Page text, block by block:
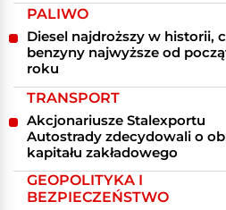
PALIWO
Diesel najdroższy w historii,
benzyny najwyższe od
roku
TRANSPORT
Akcjonariusze Stalexportu
Autostrady zdecydowali o
kapitału zakładowego
GEOPOLITYKA I
BEZPIECZEŃSTWO